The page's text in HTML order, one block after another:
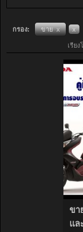
กรอง: ขาย x x
เรียง
ขา
แล